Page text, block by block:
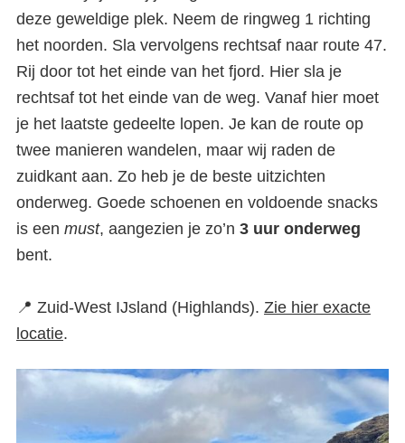
deze geweldige plek. Neem de ringweg 1 richting
het noorden. Sla vervolgens rechtsaf naar route 47.
Rij door tot het einde van het fjord. Hier sla je
rechtsaf tot het einde van de weg. Vanaf hier moet
je het laatste gedeelte lopen. Je kan de route op
twee manieren wandelen, maar wij raden de
zuidkant aan. Zo heb je de beste uitzichten
onderweg. Goede schoenen en voldoende snacks
is een must, aangezien je zo’n 3 uur onderweg
bent.
📍 Zuid-West IJsland (Highlands). Zie hier exacte
locatie.